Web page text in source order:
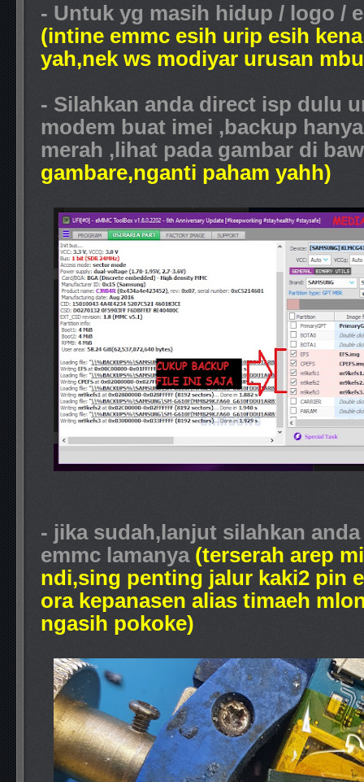
- Untuk yg masih hidup / logo /
(intine emmc esih urip esih
yah,nek ws modiyar urusan
- Silahkan anda direct isp dulu
modem buat imei ,backup
merah ,lihat pada gambar di
gambare,nganti paham yahh)
- jika sudah,lanjut silahkan
emmc lamanya (terserah arep
ndi,sing penting jalur kaki2 pin
ora kepanasen alias timaeh
ngasih pokoke)